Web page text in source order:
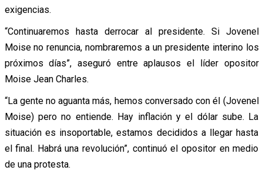
exigencias.
“Continuaremos hasta derrocar al presidente. Si Jovenel
Moise no renuncia, nombraremos a un presidente interino los
próximos días”, aseguró entre aplausos el líder opositor
Moise Jean Charles.
“La gente no aguanta más, hemos conversado con él (Jovenel
Moise) pero no entiende. Hay inflación y el dólar sube. La
situación es insoportable, estamos decididos a llegar hasta
el final. Habrá una revolución”, continuó el opositor en medio
de una protesta.